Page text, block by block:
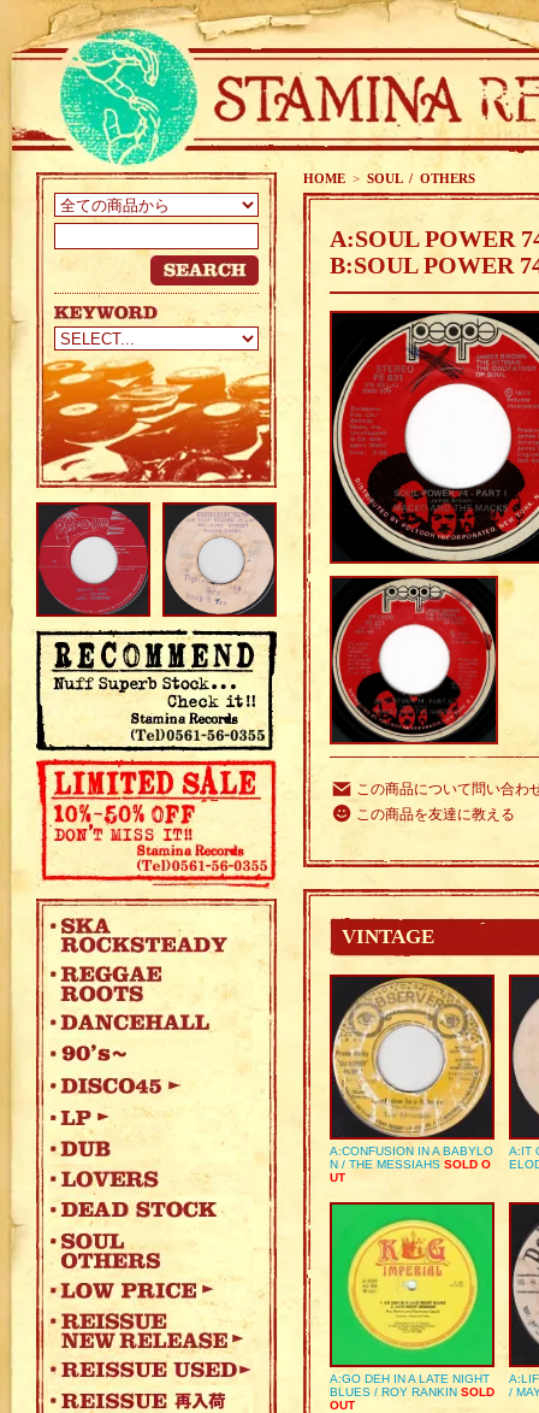
HOME > SOUL / OTHERS
A:SOUL POWER
B:SOUL POWER
この商品について問い合わ
この商品を友達に教える
VINTAGE
A:CONFUSION IN A BABYLO
N / THE MESSIAHS SOLD O
UT
A:IT
A:GO DEH IN A LATE NIGHT
BLUES / ROY RANKIN SOLD
OUT
/